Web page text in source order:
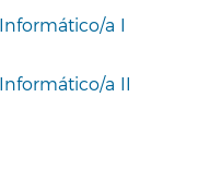
a I
a II